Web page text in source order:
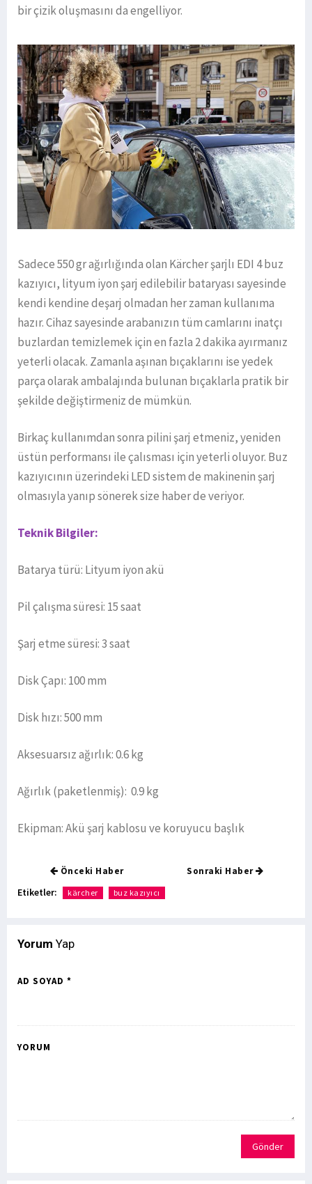
bir çizik oluşmasını da engelliyor.
Sadece 550 gr ağırlığında olan Kärcher şarjlı EDI 4 buz
kazıyıcı, lityum iyon şarj edilebilir bataryası sayesinde
kendi kendine deşarj olmadan her zaman kullanıma
hazır. Cihaz sayesinde arabanızın tüm camlarını inatçı
buzlardan temizlemek için en fazla 2 dakika ayırmanız
yeterli olacak. Zamanla aşınan bıçaklarını ise yedek
parça olarak ambalajında bulunan bıçaklarla pratik bir
şekilde değiştirmeniz de mümkün.
Birkaç kullanımdan sonra pilini şarj etmeniz, yeniden
üstün performansı ile çalısması için yeterli oluyor. Buz
kazıyıcının üzerindeki LED sistem de makinenin şarj
olmasıyla yanıp sönerek size haber de veriyor.
Teknik Bilgiler:
Batarya türü: Lityum iyon akü
Pil çalışma süresi: 15 saat
Şarj etme süresi: 3 saat
Disk Çapı: 100 mm
Disk hızı: 500 mm
Aksesuarsız ağırlık: 0.6 kg
Ağırlık (paketlenmiş): 0.9 kg
Ekipman: Akü şarj kablosu ve koruyucu başlık
Önceki Haber Sonraki Haber
Etiketler: kärcher buz kazıyıcı
Yorum Yap
AD SOYAD *
YORUM
Gönder